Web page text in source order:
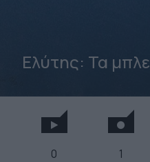
Ελύτης: Τα μπλε
0 1